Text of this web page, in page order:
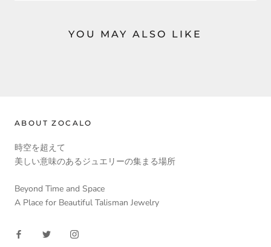
YOU MAY ALSO LIKE
ABOUT ZOCALO
時空を超えて
美しい意味のあるジュエリーの集まる場所
Beyond Time and Space
A Place for Beautiful Talisman Jewelry